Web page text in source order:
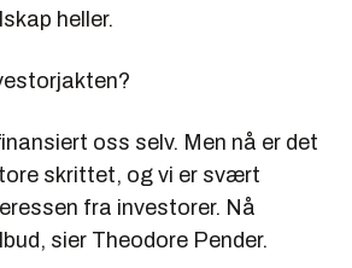
heller.
oss selv. Men nå er det
skrittet, og vi er svært
fra investorer. Nå
sier Theodore Pender.